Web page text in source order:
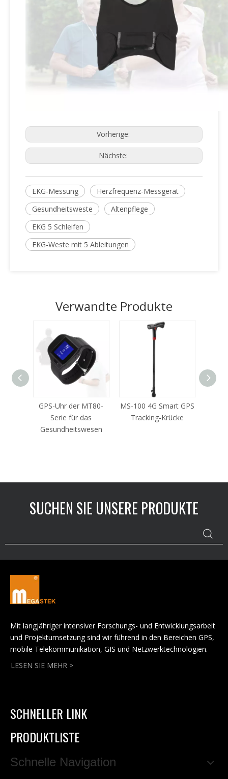
Vorherige:
Nächste:
EKG-Messung
Herzfrequenz-Messgerät
Gesundheitsweste
Altenpflege
EKG 5 Schleifen
EKG-Weste mit 5 Ableitungen
Verwandte Produkte
GPS-Uhr der MT80-
Serie für das
Gesundheitswesen
MS-100 4G Smart GPS
Tracking-Krücke
SUCHEN SIE UNSERE PRODUKTE
Mit langjähriger intensiver Forschungs- und Entwicklungsarbeit
und Projektumsetzung sind wir führend in den Bereichen GPS,
mobile Telekommunikation, GIS und Netzwerktechnologien.
LESEN SIE MEHR >
SCHNELLER LINK
PRODUKTLISTE
Schnelle Navigation